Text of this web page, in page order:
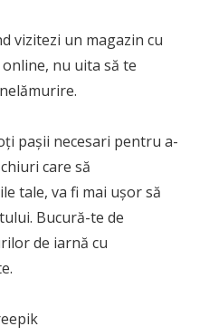
vizitezi un magazin cu
nu uita să te
pașii necesari pentru a-
care să
tale, va fi mai ușor să
Bucură-te de
de iarnă cu